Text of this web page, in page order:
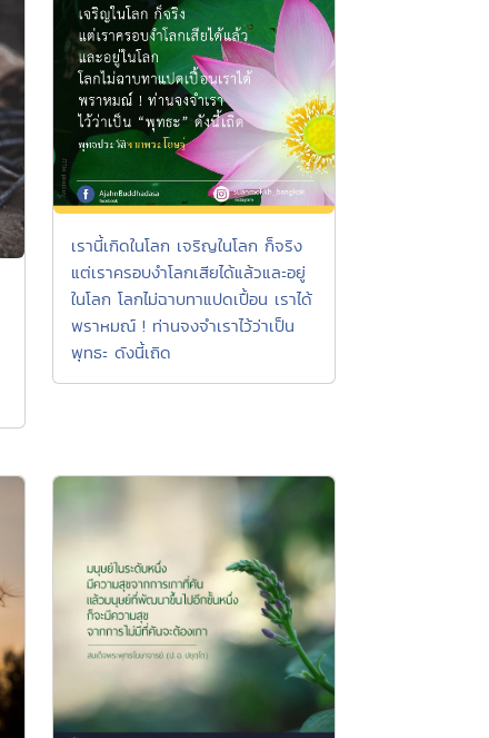
เรานี้เกิดในโลก เจริญในโลก ก็จริง
แต่เราครอบงำโลกเสียได้แล้วและอยู่
ในโลก โลกไม่ฉาบทาแปดเปื้อน เราได้
พราหมณ์ ! ท่านจงจำเราไว้ว่าเป็น
พุทธะ ดังนี้เถิด